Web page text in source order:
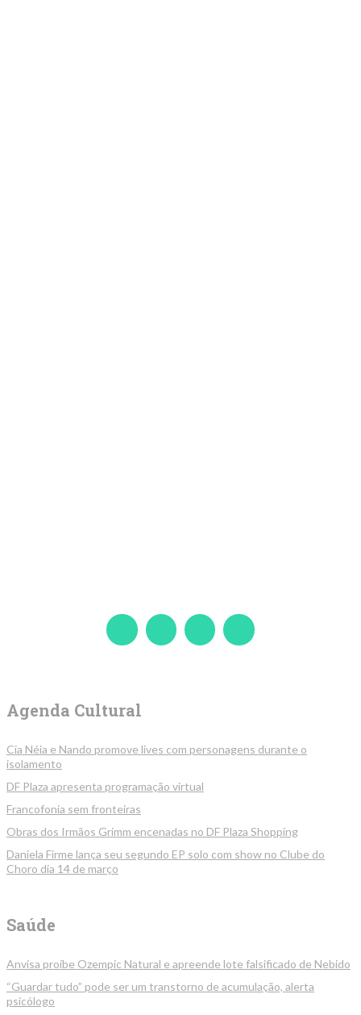
Agenda Cultural
Cia Néia e Nando promove lives com personagens durante o
isolamento
DF Plaza apresenta programação virtual
Francofonia sem fronteiras
Obras dos Irmãos Grimm encenadas no DF Plaza Shopping
Daniela Firme lança seu segundo EP solo com show no Clube do
Choro dia 14 de março
Saúde
Anvisa proíbe Ozempic Natural e apreende lote falsificado de Nebido
“Guardar tudo” pode ser um transtorno de acumulação, alerta
psicólogo